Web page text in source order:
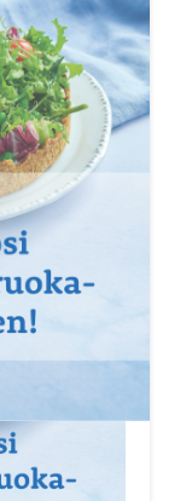
kannustaa